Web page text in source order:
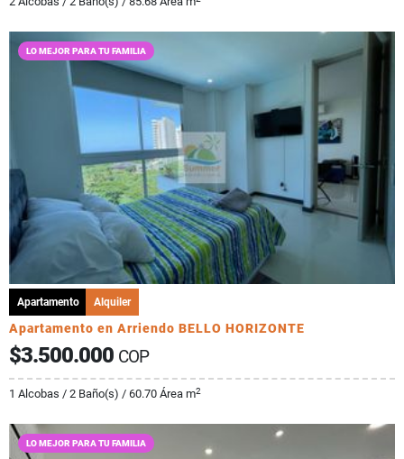
LO MEJOR PARA TU FAMILIA
Apartamento Alquiler
Apartamento en Arriendo BELLO HORIZONTE
$3.500.000 COP
1 Alcobas / 2 Baño(s) / 60.70 Área m2
LO MEJOR PARA TU FAMILIA